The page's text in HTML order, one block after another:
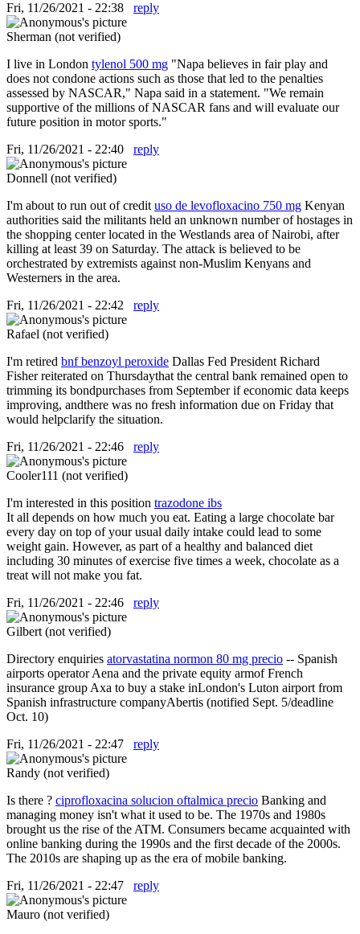
Fri, 11/26/2021 - 22:38
reply
Sherman (not verified)
I live in London tylenol 500 mg "Napa believes in fair play and
does not condone actions such as those that led to the penalties
assessed by NASCAR," Napa said in a statement. "We remain
supportive of the millions of NASCAR fans and will evaluate our
future position in motor sports."
Fri, 11/26/2021 - 22:40
reply
Donnell (not verified)
I'm about to run out of credit uso de levofloxacino 750 mg Kenyan
authorities said the militants held an unknown number of hostages in
the shopping center located in the Westlands area of Nairobi, after
killing at least 39 on Saturday. The attack is believed to be
orchestrated by extremists against non-Muslim Kenyans and
Westerners in the area.
Fri, 11/26/2021 - 22:42
reply
Rafael (not verified)
I'm retired bnf benzoyl peroxide Dallas Fed President Richard
Fisher reiterated on Thursdaythat the central bank remained open to
trimming its bondpurchases from September if economic data keeps
improving, andthere was no fresh information due on Friday that
would helpclarify the situation.
Fri, 11/26/2021 - 22:46
reply
Cooler111 (not verified)
I'm interested in this position trazodone ibs
It all depends on how much you eat. Eating a large chocolate bar
every day on top of your usual daily intake could lead to some
weight gain. However, as part of a healthy and balanced diet
including 30 minutes of exercise five times a week, chocolate as a
treat will not make you fat.
Fri, 11/26/2021 - 22:46
reply
Gilbert (not verified)
Directory enquiries atorvastatina normon 80 mg precio -- Spanish
airports operator Aena and the private equity armof French
insurance group Axa to buy a stake inLondon's Luton airport from
Spanish infrastructure companyAbertis (notified Sept. 5/deadline
Oct. 10)
Fri, 11/26/2021 - 22:47
reply
Randy (not verified)
Is there ? ciprofloxacina solucion oftalmica precio Banking and
managing money isn't what it used to be. The 1970s and 1980s
brought us the rise of the ATM. Consumers became acquainted with
online banking during the 1990s and the first decade of the 2000s.
The 2010s are shaping up as the era of mobile banking.
Fri, 11/26/2021 - 22:47
reply
Mauro (not verified)